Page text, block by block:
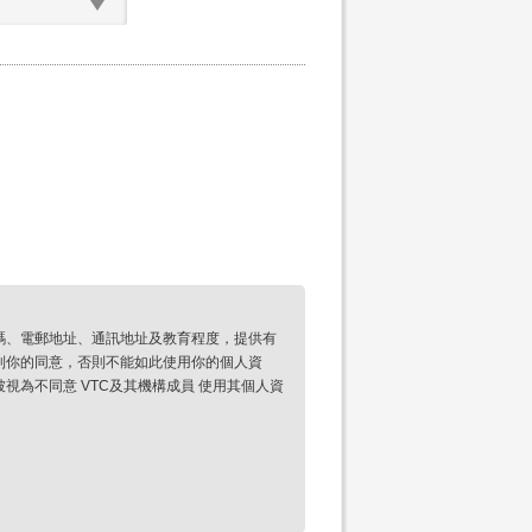
電郵地址、通訊地址及教育程度，提供有
的同意，否則不能如此使用你的個人資
為不同意 VTC及其機構成員 使用其個人資